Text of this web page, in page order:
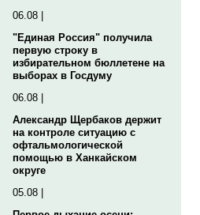
06.08 |
"Единая Россия" получила
первую строку в
избирательном бюллетене на
выборах в Госдуму
06.08 |
Александр Щербаков держит
на контроле ситуацию с
офтальмологической
помощью в Ханкайском
округе
05.08 |